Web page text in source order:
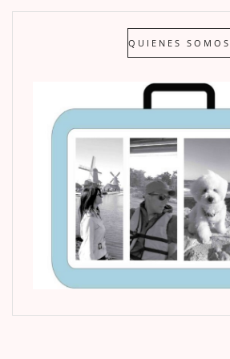
QUIENES SOMOS